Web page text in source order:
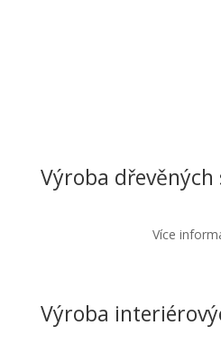
Výroba dřevěných
Více
Výroba